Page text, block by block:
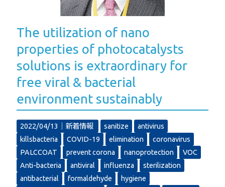
The utilization of nano
properties of photocatalysts
solutions is extraordinary for
free viral & bacterial
environment sustainably
2022/04/13｜ 新着情報 sanitize
antivirus
killsbacteria
COVID-19 elimination
coronavirus
PALCCOAT
prevent corona nanoprotection
VOC
Anti-bacteria
antiviral influenza
sterilization
antibacterial
formaldehyde
hygiene